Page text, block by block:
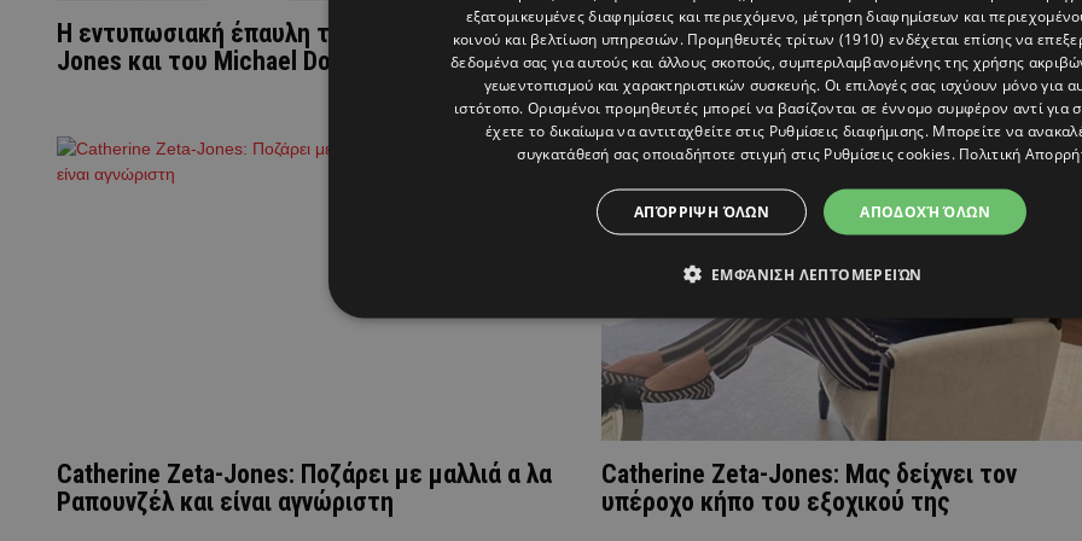
Η εντυπωσιακή έπαυλη της Catherine Zeta-
Jones και του Michael Douglas στη Νέα Υόρκη
Catherine Zeta Jones- Michael Douglas:
Γιορτάζουν την 21η επέτειο του γάμου
Οι φωτογραφίες που δημοσίευσαν
Catherine Zeta-Jones: Ποζάρει με μαλλιά α λα
Ραπουνζέλ και είναι αγνώριστη
Catherine Zeta-Jones: Μας δείχνει τον
υπέροχο κήπο του εξοχικού της
εξατομικευμένες διαφημίσεις και περιεχόμενο, μέτρηση διαφημίσεων και
κοινού και βελτίωση υπηρεσιών. Προμηθευτές τρίτων (1910) ενδέχεται επίσης να
δεδομένα σας για αυτούς και άλλους σκοπούς, συμπεριλαμβανομένης της χρήσης
γεωεντοπισμού και χαρακτηριστικών συσκευής. Οι επιλογές σας ισχύουν μόνο για
ιστότοπο. Ορισμένοι προμηθευτές μπορεί να βασίζονται σε έννομο συμφέρον αντί για
έχετε το δικαίωμα να αντιταχθείτε στις Ρυθμίσεις διαφήμισης. Μπορείτε να
συγκατάθεσή σας οποιαδήποτε στιγμή στις Ρυθμίσεις cookies. Πολιτική
ΑΠΟΔΟΧΉ ΌΛΩΝ
ΑΠΌΡΡΙΨΗ ΌΛΩΝ
ΕΜΦΆΝΙΣΗ ΛΕΠΤΟΜΕΡΕΙΏΝ